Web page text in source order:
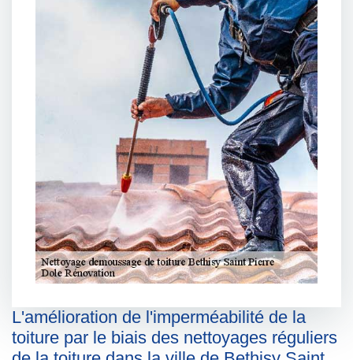
L'amélioration de l'imperméabilité de la
toiture par le biais des nettoyages réguliers